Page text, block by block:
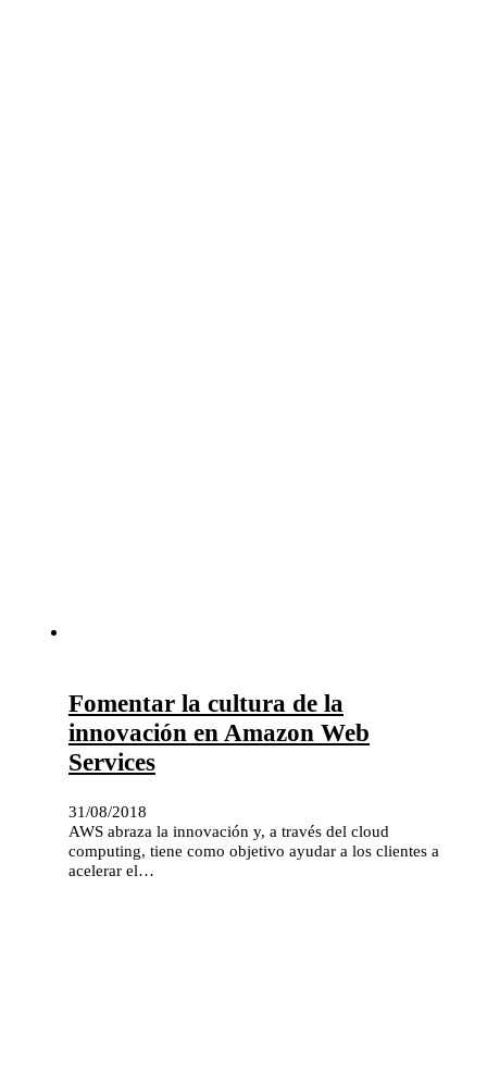
Fomentar la cultura de la
innovación en Amazon Web
Services
31/08/2018
AWS abraza la innovación y, a través del cloud
computing, tiene como objetivo ayudar a los clientes a
acelerar el…